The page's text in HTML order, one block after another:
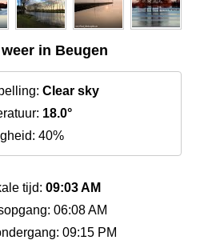
in Beugen
Clear sky
18.0°
40%
tijd: 09:03 AM
06:08 AM
09:15 PM